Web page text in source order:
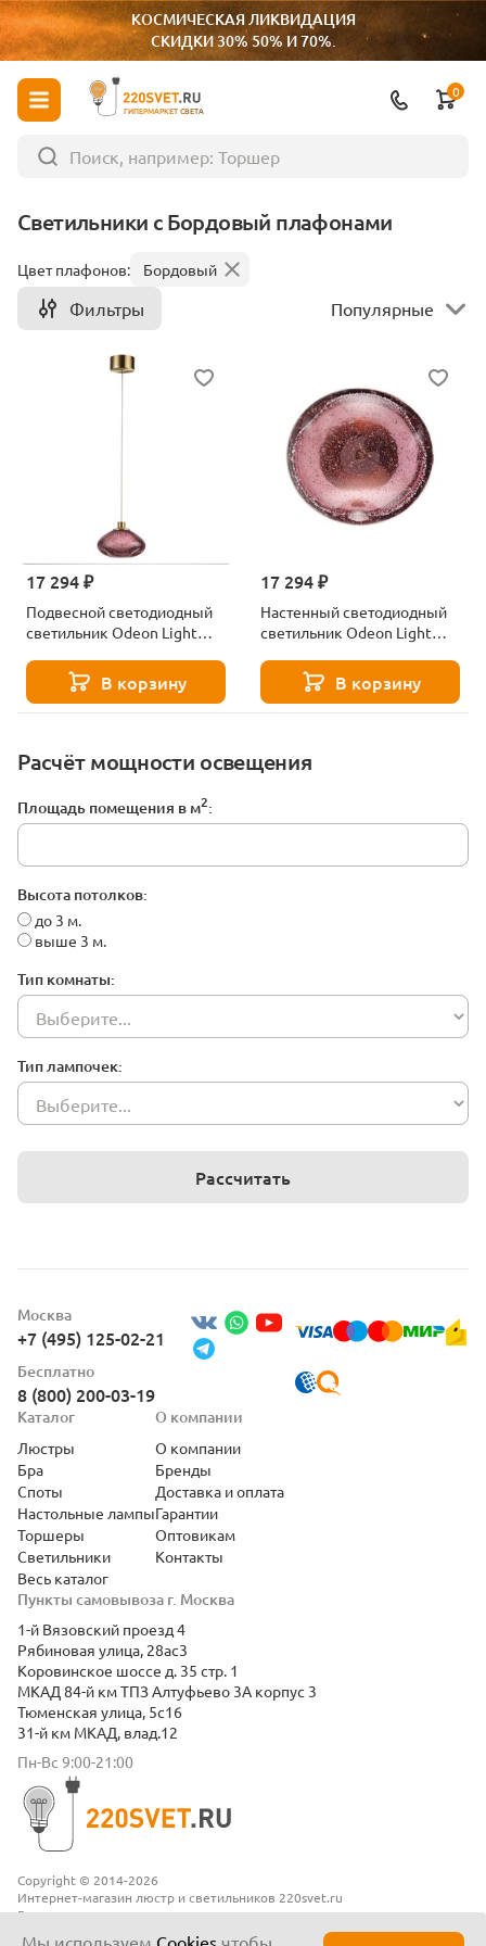
КОСМИЧЕСКАЯ ЛИКВИДАЦИЯ
СКИДКИ 30% 50% И 70%.
ГИПЕРМАРКЕТ СВЕТА
0
Светильники с Бордовый плафонами
Расчёт мощности освещения
Площадь помещения в м2:
Высота потолков:
до 3 м.
выше 3 м.
Тип комнаты:
Тип лампочек:
Рассчитать
Цвет плафонов: Бордовый
Фильтры Популярные
17 294 ₽
Подвесной светодиодный
светильник Odeon Light
В корзину
17 294 ₽
Настенный светодиодный
светильник Odeon Light
В корзину
Copyright © 2014-2026
Интернет-магазин люстр и светильников 220svet.ru
Все права защищены
Москва
+7 (495) 125-02-21
Бесплатно
8 (800) 200-03-19
Пункты самовывоза г. Москва
1-й Вязовский проезд 4
Рябиновая улица, 28ас3
Коровинское шоссе д. 35 стр. 1
МКАД 84-й км ТПЗ Алтуфьево 3А корпус 3
Тюменская улица, 5с16
31-й км МКАД, влад.12
Пн-Вс 9:00-21:00
Каталог
Люстры
Бра
Споты
Настольные лампы
Торшеры
Светильники
Весь каталог
О компании
О компании
Бренды
Доставка и оплата
Гарантии
Оптовикам
Контакты
Мы используем Cookies чтобы